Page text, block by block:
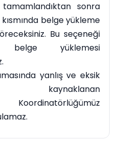
tamamlandıktan sonra
belge yükleme
Bu seçeneği
belge yüklemesi
yanlış ve eksik
kaynaklanan
Koordinatörlüğümüz